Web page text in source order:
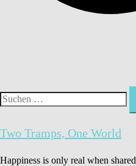
Suchen
Two Tramps, One World
Happiness is only real when shared